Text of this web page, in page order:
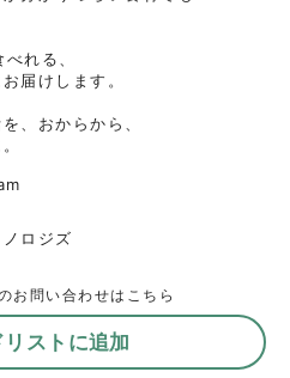
れる、
届けします。
、おからから、
ロジズ
お問い合わせはこちら
ストに追加